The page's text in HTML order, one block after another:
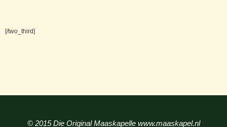
[/two_third]
© 2015 Die Original Maaskapelle www.maaskapel.nl